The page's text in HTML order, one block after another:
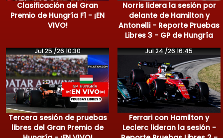
Clasificación del Gran
Premio de Hungría F1 - ¡EN
VIVO!
Norris lidera la sesión por
delante de Hamilton y
Antonelli - Reporte Pruebas
Libres 3 - GP de Hungría
Jul 25 /26 10:30
Tercera sesión de pruebas
libres del Gran Premio de
Jul 24 /26 16:45
Ferrari con Hamilton y
Leclerc lideran la sesión -